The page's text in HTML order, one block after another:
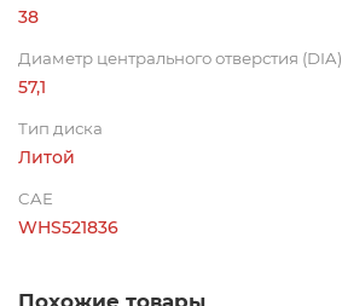
38
Диаметр центрального отверстия (DIA)
57,1
Тип диска
Литой
CAE
WHS521836